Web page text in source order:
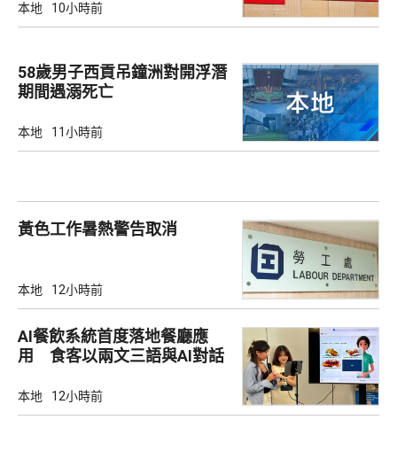
本地 10小時前
58歲男子西貢吊鐘洲對開浮潛
期間遇溺死亡
本地 11小時前
黃色工作暑熱警告取消
本地 12小時前
AI餐飲系統首度落地餐廳應
用 食客以兩文三語與AI對話
本地 12小時前